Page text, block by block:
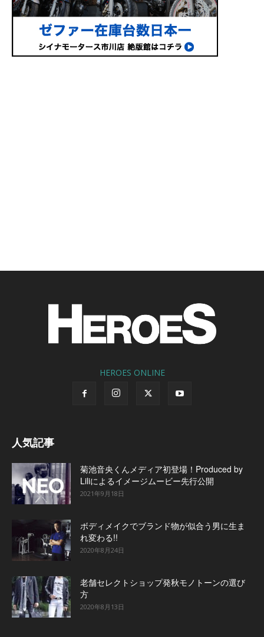
HEROES ONLINE
人気記事
菊池音央くんメディア初登場！Produced by
Liliによるイメージムービー先行公開
2021年9月18日
ボディメイクでブランド物が似合う男に生ま
れ変わる!!
2020年8月24日
老舗セレクトショップ発秋モノトーンの選び
方
2020年8月13日